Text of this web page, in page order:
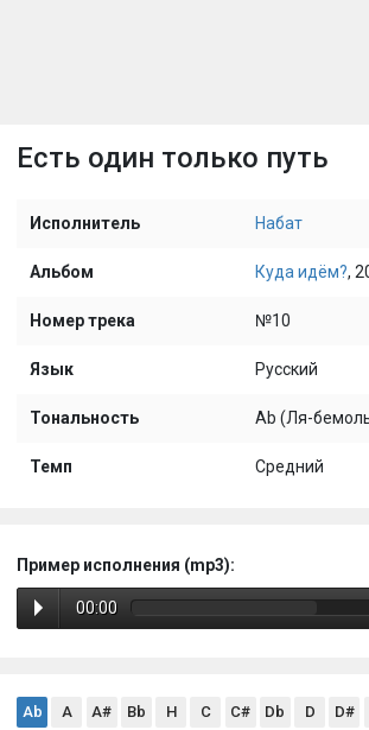
Есть один только путь
Исполнитель Набат
Альбом Куда идём?,
Номер трека №10
Язык Русский
Тональность Ab (Ля-
Темп Средний
Пример исполнения (mp3):
00:00
Ab A A# Bb H C C# Db D D#